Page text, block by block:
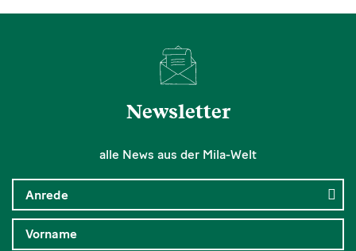
Newsletter
alle News aus der Mila-Welt